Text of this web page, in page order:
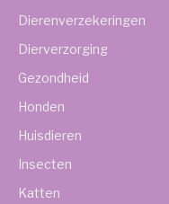
Dierenverzekeringen
Dierverzorging
Gezondheid
Honden
Huisdieren
Insecten
Katten